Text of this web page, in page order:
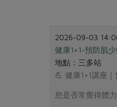
2026-09-03
健康1+1-預防肌少
地點：三多站
💪 健康1+1講座
您是否常覺得體